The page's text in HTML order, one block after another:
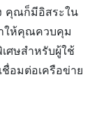
คุณก็มีอิสระใน
ให้คุณควบคุม
ศษสำหรับผู้ใช้
อมต่อเครือข่าย